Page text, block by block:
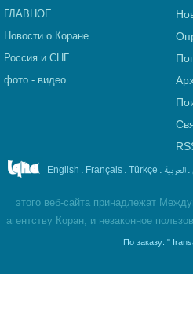
ГЛАВНОЕ
Новости о Коране
Россия и СНГ
фото - видео
English . Français . Türkçe . العربیة .
этого веб-сайта принадлежат
агентству Коран, и незаконное
По заказу: "